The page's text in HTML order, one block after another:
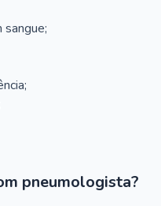
pneumologista?